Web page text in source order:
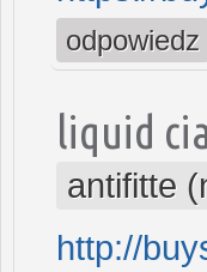
odpowiedz
liquid
antifitte
http://